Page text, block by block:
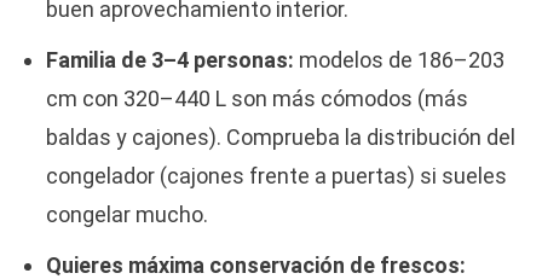
buen aprovechamiento interior.
Familia de 3–4 personas: modelos de 186–203
cm con 320–440 L son más cómodos (más
baldas y cajones). Comprueba la distribución del
congelador (cajones frente a puertas) si sueles
congelar mucho.
Quieres máxima conservación de frescos: